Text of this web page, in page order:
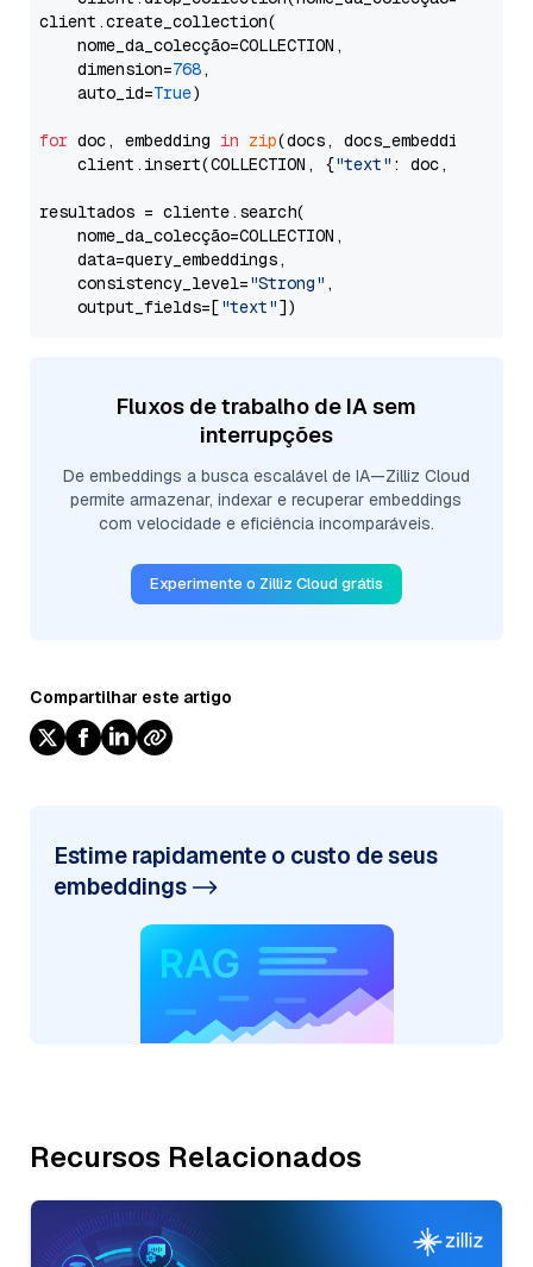
client.create_collection(
    nome_da_colecção=COLLECTION,
    dimension=
768,
    auto_id=
True)
for doc, embedding in zip(docs, docs_embeddings):
    client.insert(COLLECTION, {
"text" : doc,
resultados = cliente.search(
    nome_da_colecção=COLLECTION,
    data=query_embeddings,
    consistency_level=
"Strong" ,
    output_fields=[
"text"
Fluxos de trabalho de IA sem
interrupções
De embeddings a busca escalável de IA—Zilliz Cloud
permite armazenar, indexar e recuperar embeddings
com velocidade e eficiência incomparáveis.
Experimente o Zilliz Cloud grátis
Compartilhar este artigo
Estime rapidamente o custo de seus
embeddings
Recursos Relacionados